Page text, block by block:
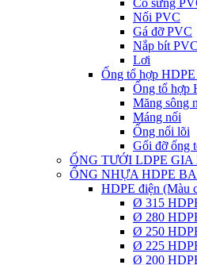
Co sừng
Nối PVC
Gá đỡ PVC
Nắp bít PVC
Lơi
Ống tổ hợp
Ống tổ hợp
Măng sông
Máng nối
Ống nối lõi
Gối đỡ ống
ỐNG TƯỚI LDPE GIA
ỐNG NHỰA HDPE
HDPE điện (Màu
Ø 315
Ø 280
Ø 250
Ø 225
Ø 200